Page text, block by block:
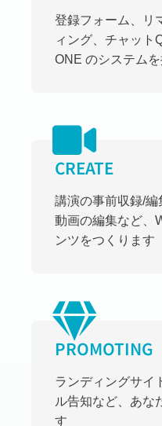
登録フォーム、リ
ィング、チャット
ONE のシステム
CREATE
講演の事前収録/
動画の編集など、
ンツをつくります
PROMOTING
ランディングサイ
ル告知など、あな
す